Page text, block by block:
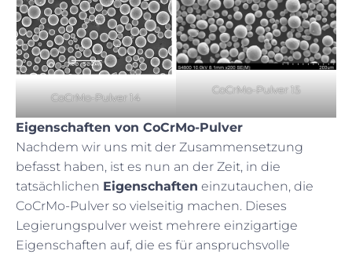
CoCrMo-Pulver 14
CoCrMo-Pulver 15
Eigenschaften von CoCrMo-Pulver
Nachdem wir uns mit der Zusammensetzung
befasst haben, ist es nun an der Zeit, in die
tatsächlichen Eigenschaften einzutauchen, die
CoCrMo-Pulver so vielseitig machen. Dieses
Legierungspulver weist mehrere einzigartige
Eigenschaften auf, die es für anspruchsvolle